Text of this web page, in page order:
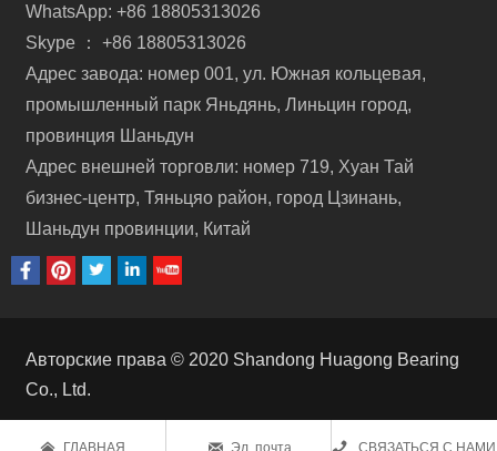
WhatsApp: +86 18805313026
Skype ： +86 18805313026
Адрес завода: номер 001, ул. Южная кольцевая,
промышленный парк Яньдянь, Линьцин город,
провинция Шаньдун
Адрес внешней торговли: номер 719, Хуан Тай
бизнес-центр, Тяньцяо район, город Цзинань,
Шаньдун провинции, Китай
Авторские права © 2020 Shandong Huagong Bearing
Co., Ltd.
ГЛАВНАЯ Эл. почта СВЯЗАТЬСЯ С НАМИ